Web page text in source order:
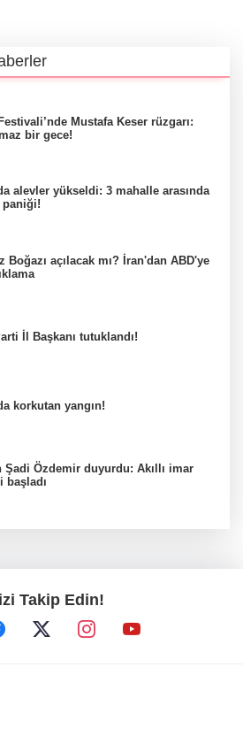
Mustafa Keser rüzgarı:
bir gece!
alevler yükseldi: 3 mahalle arasında
paniği!
Boğazı açılacak mı? İran'dan ABD'ye
İl Başkanı tutuklandı!
korkutan yangın!
Şadi Özdemir duyurdu: Akıllı imar
başladı
Gürlek duyurdu: İki çocuk cinayeti
Takip Edin!